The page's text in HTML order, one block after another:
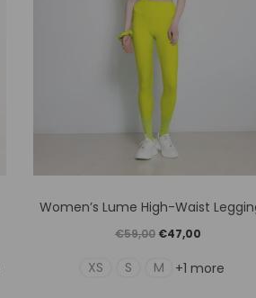
το
προϊόν
έχει
Women’s Lume High-Waist
€59,00 Original
price
€47,00Η
XS S M +1 more